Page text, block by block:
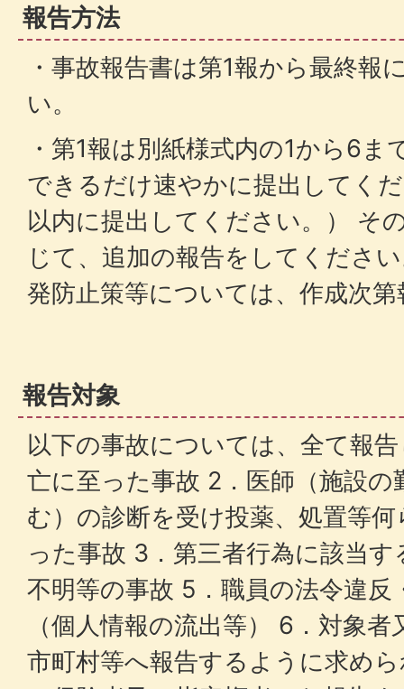
報告方法
・事故報告書は第1報から最終報
い。
・第1報は別紙様式内の1から6ま
できるだけ速やかに提出してく
以内に提出してください。） そ
じて、追加の報告をしてくださ
発防止策等については、作成次
報告対象
以下の事故については、全て報
亡に至った事故 2．医師（施設の
む）の診断を受け投薬、処置等
った事故 3．第三者行為に該当
不明等の事故 5．職員の法令違反
（個人情報の流出等） 6．対象
市町村等へ報告するように求め